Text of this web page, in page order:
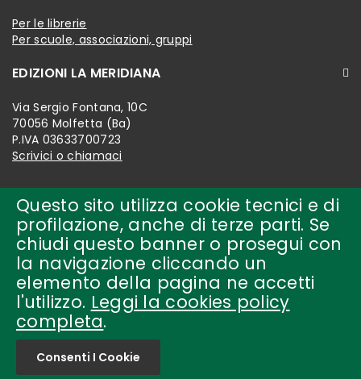
Questo sito utilizza cookie tecnici e di
profilazione, anche di terze parti. Se
chiudi questo banner o prosegui con
la navigazione cliccando un
elemento della pagina ne accetti
l'utilizzo. Leggi la cookies policy
completa.
Consenti I Cookie
Per le librerie
Per scuole, associazioni, gruppi
EDIZIONI LA MERIDIANA
Via Sergio Fontana, 10C
70056 Molfetta (Ba)
P.IVA 03633700723
Scrivici o chiamaci
Copyright © 2018-present by
edizioni la meridiana Tutti i
diritti riservati.